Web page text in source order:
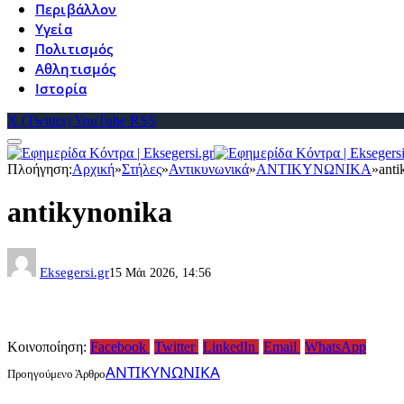
Περιβάλλον
Υγεία
Πολιτισμός
Αθλητισμός
Ιστορία
X (Twitter)YouTube RSS
Πλοήγηση:Αρχική»Στήλες»Αντικυνωνικά»ΑΝΤΙΚΥΝΩΝΙΚΑ»
antikynonika
Eksegersi.gr15 Μάι 2026, 14:56
Κοινοποίηση: Facebook Twitter LinkedIn Email WhatsApp
Προηγούμενο ΆρθροΑΝΤΙΚΥΝΩΝΙΚΑ